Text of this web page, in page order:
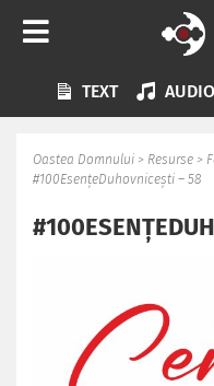
TEXT AUDIO
Oastea Domnului > Resurse >
#100EsențeDuhovnicești – 58